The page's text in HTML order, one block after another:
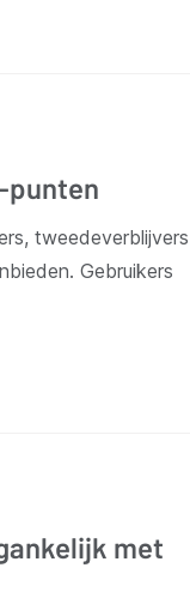
punten
tweedeverblijvers
Gebruikers
met